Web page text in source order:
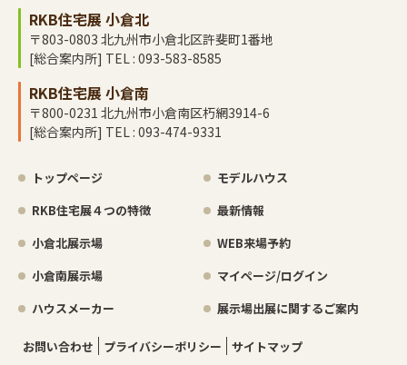
RKB住宅展 小倉北
〒803-0803 北九州市小倉北区許斐町1番地
[総合案内所] TEL : 093-583-8585
RKB住宅展 小倉南
〒800-0231 北九州市小倉南区朽網3914-6
[総合案内所] TEL : 093-474-9331
トップページ
RKB住宅展４つの特徴
小倉北展示場
小倉南展示場
ハウスメーカー
モデルハウス
最新情報
WEB来場予約
マイページ/ログイン
展示場出展に関するご案内
お問い合わせ プライバシーポリシー サイトマップ